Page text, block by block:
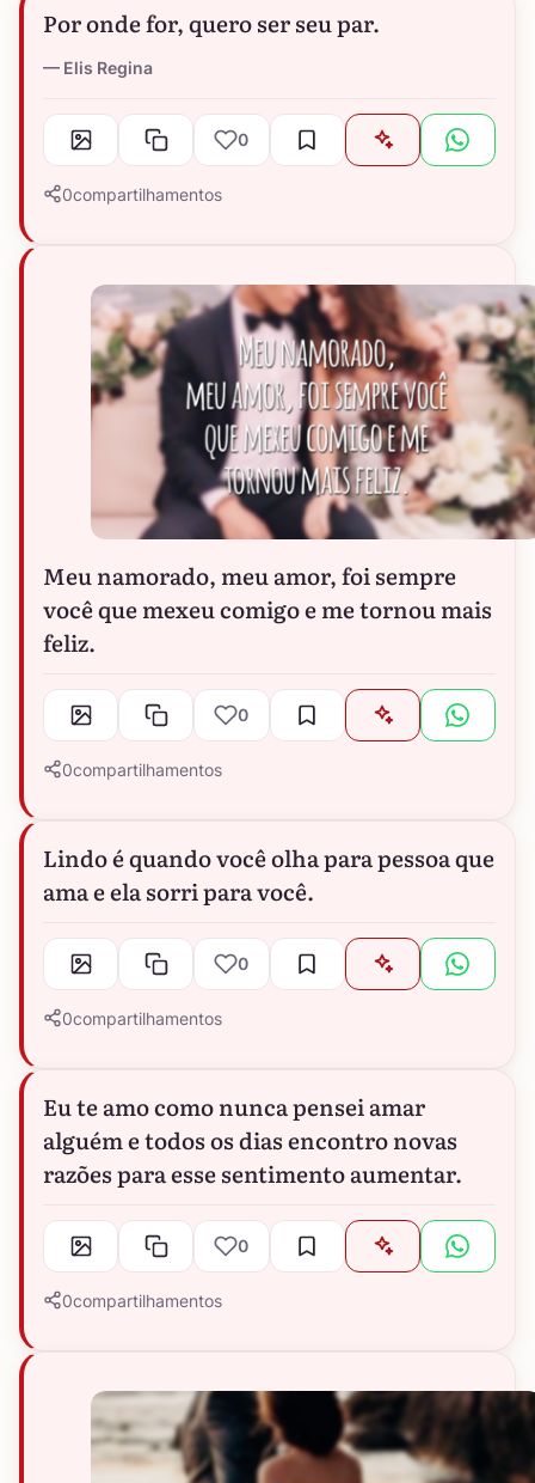
Por onde for, quero ser seu par.
Elis Regina
0
0compartilhamentos
Meu namorado, meu amor, foi sempre
você que mexeu comigo e me tornou mais
feliz.
0
0compartilhamentos
Lindo é quando você olha para pessoa que
ama e ela sorri para você.
0
0compartilhamentos
Eu te amo como nunca pensei amar
alguém e todos os dias encontro novas
razões para esse sentimento aumentar.
0
0compartilhamentos